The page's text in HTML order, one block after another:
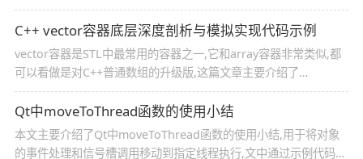
过示例代码介绍的非常详细,需要的朋友们下面随着小编来一起学习
学习吧
C++ vector容器底层深度剖析与模拟实现代码示例
vector容器是STL中最常用的容器之一,它和array容器非常类似,都
可以看做是对C++普通数组的升级版,这篇文章主要介绍了
C++ vector容器底层深度剖析与模拟实现的相关资料,需要的朋友可
以参考下
Qt中moveToThread函数的使用小结
本文主要介绍了Qt中moveToThread函数的使用小结,用于将对象
的事件处理和信号槽调用移动到指定线程执行,文中通过示例代码介